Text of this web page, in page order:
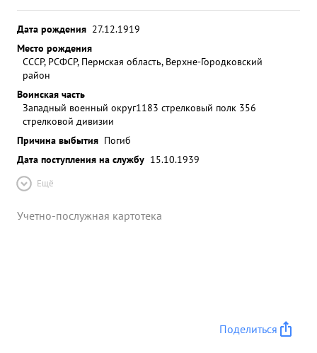
Дата рождения 27.12.1919
Место рождения
СССР, РСФСР, Пермская область, Верхне-Городковский
район
Воинская часть
Западный военный округ1183 стрелковый полк 356
стрелковой дивизии
Причина выбытия Погиб
Дата поступления на службу 15.10.1939
Ещё
Учетно-послужная картотека
Поделиться